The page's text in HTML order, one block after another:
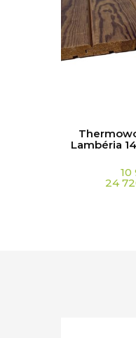
Lambéria
10
24